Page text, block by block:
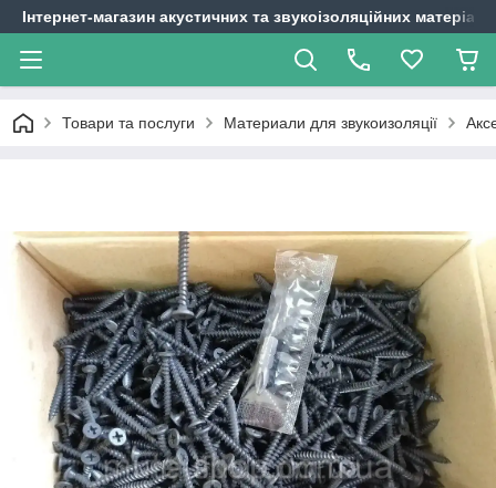
Інтернет-магазин акустичних та звукоізоляційних
Товари та послуги Материали для звукоизоляції